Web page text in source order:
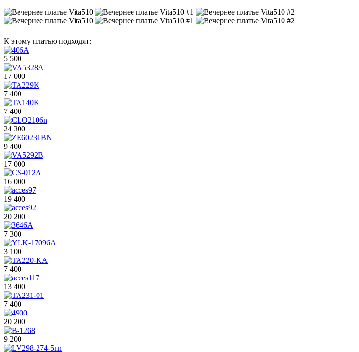
К этому платью подходят:
5 500
17 000
7 400
7 400
24 300
9 400
17 000
16 000
19 400
20 200
7 300
3 100
7 400
13 400
7 400
20 200
9 200